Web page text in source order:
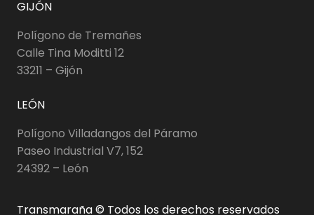
GIJÓN
Polígono de Tremañes
Calle Tina Moditti 12
33211 – Gijón
LEÓN
Polígono Villadangos del Páramo
Paseo Industrial V7, 152
24392 – León
Transmaraña © Todos los derechos reservados